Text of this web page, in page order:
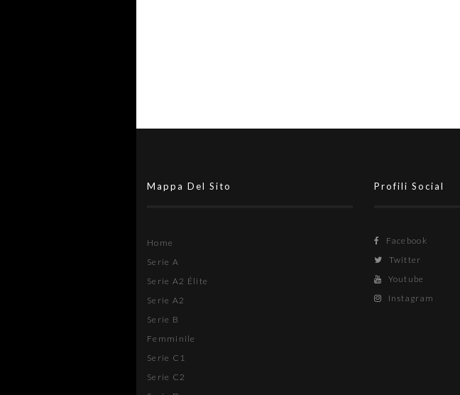
Mappa Del Sito
Home
Serie A
Serie A2 Élite
Serie A2
Serie B
Femminile
Serie C1
Serie C2
Profili Social
Facebook
Twitter
Youtube
Instagram